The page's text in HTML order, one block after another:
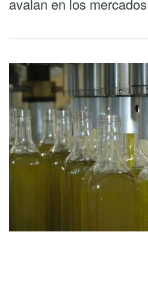
avalan en los mercados